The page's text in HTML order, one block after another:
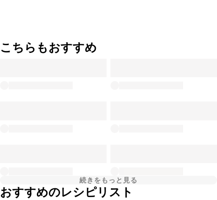
こちらもおすすめ
続きをもっと見る
おすすめのレシピリスト